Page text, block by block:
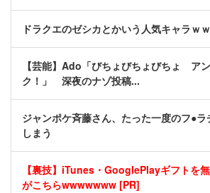
ドラクエのゼシカとかいう人気キャラｗ
【芸能】Ado「びちょびちょびちょ ア
ク！」 深夜のナゾ投稿...
ジャンポケ斉藤さん、たった一度のフ●
しまう
【裏技】iTunes・GooglePlayギフトを
がこちらwwwwwww [PR]